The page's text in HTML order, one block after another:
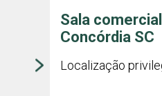
Sala
Concórdia SC
Localização